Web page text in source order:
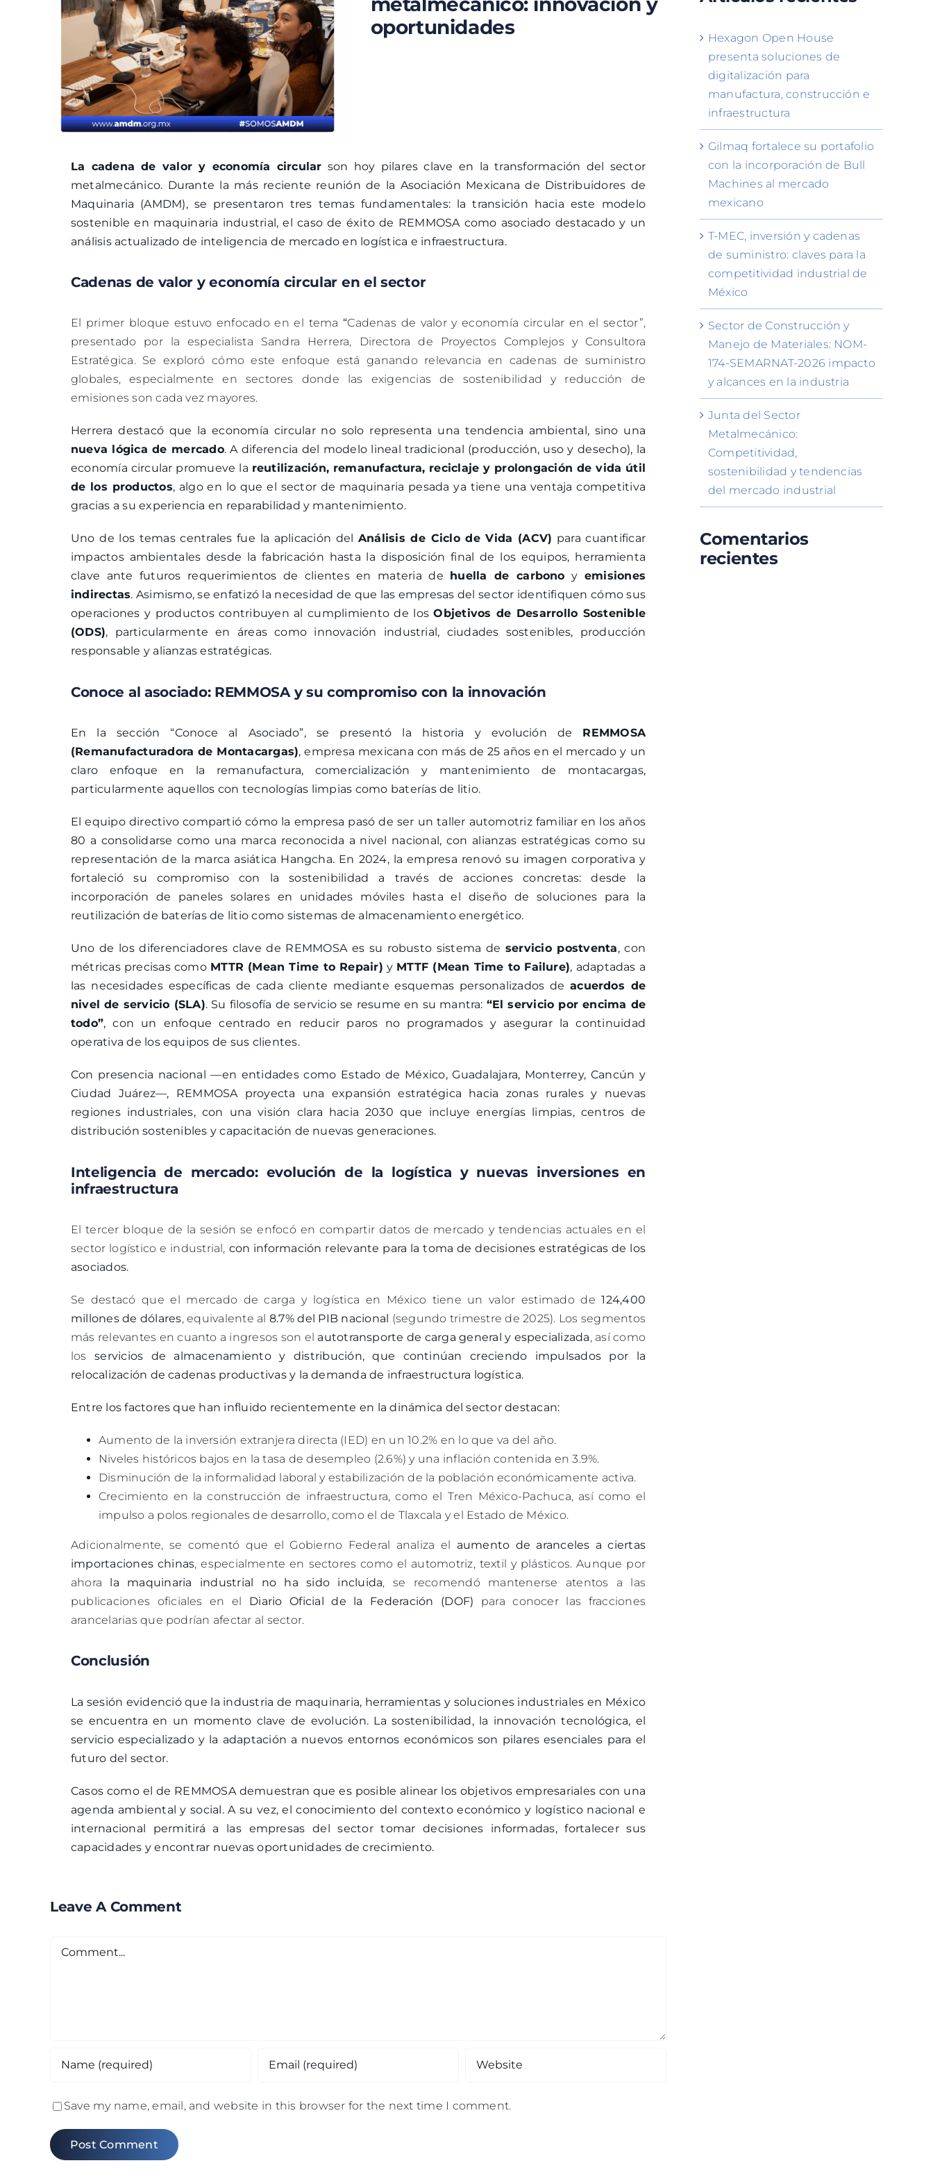
oportunidades
La cadena de valor y economía circular son hoy pilares clave en la transformación del sector
metalmecánico. Durante la más reciente reunión de la Asociación Mexicana de Distribuidores de
Maquinaria (AMDM), se presentaron tres temas fundamentales: la transición hacia este modelo
sostenible en maquinaria industrial, el caso de éxito de REMMOSA como asociado destacado y un
análisis actualizado de inteligencia de mercado en logística e infraestructura.
Cadenas de valor y economía circular en el sector
El primer bloque estuvo enfocado en el tema “Cadenas de valor y economía circular en el sector”,
presentado por la especialista Sandra Herrera, Directora de Proyectos Complejos y Consultora
Estratégica. Se exploró cómo este enfoque está ganando relevancia en cadenas de suministro
globales, especialmente en sectores donde las exigencias de sostenibilidad y reducción de
emisiones son cada vez mayores.
Herrera destacó que la economía circular no solo representa una tendencia ambiental, sino una
nueva lógica de mercado. A diferencia del modelo lineal tradicional (producción, uso y desecho), la
economía circular promueve la reutilización, remanufactura, reciclaje y prolongación de vida útil
de los productos, algo en lo que el sector de maquinaria pesada ya tiene una ventaja competitiva
gracias a su experiencia en reparabilidad y mantenimiento.
Uno de los temas centrales fue la aplicación del Análisis de Ciclo de Vida (ACV) para cuantificar
impactos ambientales desde la fabricación hasta la disposición final de los equipos, herramienta
clave ante futuros requerimientos de clientes en materia de huella de carbono y emisiones
indirectas. Asimismo, se enfatizó la necesidad de que las empresas del sector identifiquen cómo sus
operaciones y productos contribuyen al cumplimiento de losObjetivos de Desarrollo Sostenible
(ODS), particularmente en áreas como innovación industrial, ciudades sostenibles, producción
responsable y alianzas estratégicas.
Conoce al asociado: REMMOSA y su compromiso con la innovación
En la sección “Conoce al Asociado”, se presentó la historia y evolución de REMMOSA
(Remanufacturadora de Montacargas), empresa mexicana con más de 25 años en el mercado y un
claro enfoque en la remanufactura, comercialización y mantenimiento de montacargas,
particularmente aquellos con tecnologías limpias como baterías de litio.
El equipo directivo compartió cómo la empresa pasó de ser un taller automotriz familiar en los años
80 a consolidarse como una marca reconocida a nivel nacional, con alianzas estratégicas como su
representación de la marca asiática Hangcha. En 2024, la empresa renovó su imagen corporativa y
fortaleció su compromiso con la sostenibilidad a través de acciones concretas: desde la
incorporación de paneles solares en unidades móviles hasta el diseño de soluciones para la
reutilización de baterías de litio como sistemas de almacenamiento energético.
Uno de los diferenciadores clave de REMMOSA es su robusto sistema de servicio postventa, con
métricas precisas como MTTR (Mean Time to Repair) y MTTF (Mean Time to Failure), adaptadas a
las necesidades específicas de cada cliente mediante esquemas personalizados deacuerdos de
nivel de servicio (SLA). Su filosofía de servicio se resume en su mantra: “El servicio por encima de
todo”, con un enfoque centrado en reducir paros no programados y asegurar la continuidad
operativa de los equipos de sus clientes.
Con presencia nacional —en entidades como Estado de México, Guadalajara, Monterrey, Cancún y
Ciudad Juárez—, REMMOSA proyecta una expansión estratégica hacia zonas rurales y nuevas
regiones industriales, con una visión clara hacia 2030 que incluye energías limpias, centros de
distribución sostenibles y capacitación de nuevas generaciones.
Inteligencia de mercado: evolución de la logística y nuevas inversiones en
infraestructura
El tercer bloque de la sesión se enfocó en compartir datos de mercado y tendencias actuales en el
sector logístico e industrial, con información relevante para la toma de decisiones estratégicas de los
asociados.
Se destacó que el mercado de carga y logística en México tiene un valor estimado de124,400
millones de dólares, equivalente al 8.7% del PIB nacional (segundo trimestre de 2025). Los segmentos
más relevantes en cuanto a ingresos son el autotransporte de carga general y especializada, así como
losservicios de almacenamiento
y distribución, que continúan creciendo impulsados por la
relocalización de cadenas productivas y la demanda de infraestructura logística.
Entre los factores que han influido recientemente en la dinámica del sector destacan:
Aumento de la inversión extranjera directa (IED) en un 10.2% en lo que va del año.
Niveles históricos bajos en la tasa de desempleo (2.6%) y una inflación contenida en 3.9%.
Disminución de la informalidad laboral y estabilización de la población económicamente activa.
Crecimiento en la construcción de infraestructura, como el Tren México-Pachuca, así como el
impulso a polos regionales de desarrollo, como el de Tlaxcala y el Estado de México.
Adicionalmente, se comentó que el Gobierno Federal analiza el aumento de aranceles a ciertas
importaciones chinas, especialmente en sectores como el automotriz, textil y plásticos. Aunque por
ahora la maquinaria industrial no ha sido incluida, se recomendó mantenerse atentos a las
publicaciones oficiales en el Diario Oficial de la Federación (DOF) para conocer las fracciones
arancelarias que podrían afectar al sector.
Conclusión
La sesión evidenció que la industria de maquinaria, herramientas y soluciones industriales en México
se encuentra en un momento clave de evolución. La sostenibilidad, la innovación tecnológica, el
servicio especializado y la adaptación a nuevos entornos económicos son pilares esenciales para el
futuro del sector.
Casos como el de REMMOSA demuestran que es posible alinear los objetivos empresariales con una
agenda ambiental y social. A su vez, el conocimiento del contexto económico y logístico nacional e
internacional permitirá a las empresas del sector tomar decisiones informadas, fortalecer sus
capacidades y encontrar nuevas oportunidades de crecimiento.
Leave A Comment
Comment
Save my name, email, and website in this browser for the next time I comment.
Hexagon Open House
presenta soluciones de
digitalización para
manufactura, construcción e
infraestructura
Gilmaq fortalece su portafolio
con la incorporación de Bull
Machines al mercado
mexicano
T-MEC, inversión y cadenas
de suministro: claves para la
competitividad industrial de
México
Sector de Construcción y
Manejo de Materiales: NOM-
174-SEMARNAT-2026 impacto
y alcances en la industria
Junta del Sector
Metalmecánico:
Competitividad,
sostenibilidad y tendencias
del mercado industrial
Comentarios
recientes